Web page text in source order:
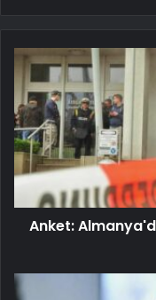
Anket: